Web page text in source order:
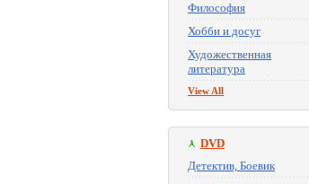
Философия
Хобби и досуг
Художественная
литература
View All
DVD
Детектив, Боевик